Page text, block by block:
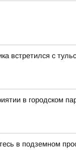
с
в городском
в подземном